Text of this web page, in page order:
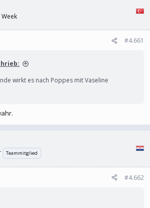
Week
#4.661
wirkt es nach Poppes mit Vaseline
Teammitglied
#4.662